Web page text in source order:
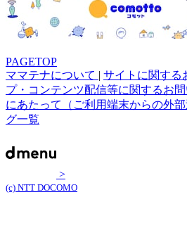
PAGETOP
ママテナについて | サイトに関する
プ・コンテンツ配信等に関するお
にあたって（ご利用端末からの外
グ一覧
>
(c) NTT DOCOMO